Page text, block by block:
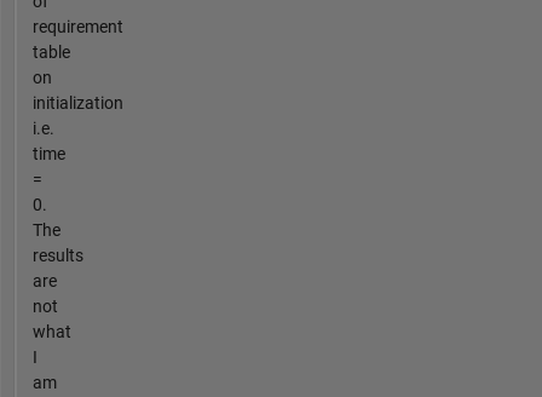
requirement
table
on
initialization
i.e.
time
=
0.
The
results
are
not
what
I
am